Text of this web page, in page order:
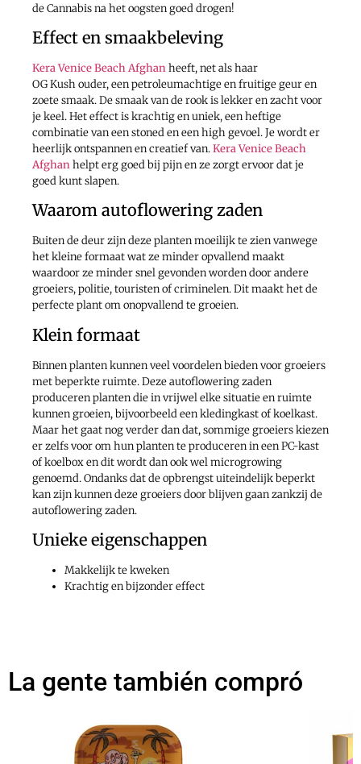
de Cannabis na het oogsten goed drogen!
Effect en smaakbeleving
Kera Venice Beach Afghanheeft, net als haar
OG Kush ouder, een petroleumachtige en fruitige geur en
zoete smaak. De smaak van de rook is lekker en zacht voor
je keel. Het effect is krachtig en uniek, een heftige
combinatie van een stoned en een high gevoel. Je wordt er
heerlijk ontspannen en creatief van.Kera Venice Beach
Afghanhelpt erg goed bij pijn en ze zorgt ervoor dat je
goed kunt slapen.
Waarom autoflowering zaden
Buiten de deur zijn deze planten moeilijk te zien vanwege
het kleine formaat wat ze minder opvallend maakt
waardoor ze minder snel gevonden worden door andere
groeiers, politie, touristen of criminelen. Dit maakt het de
perfecte plant om onopvallend te groeien.
Klein formaat
Binnen planten kunnen veel voordelen bieden voor groeiers
met beperkte ruimte. Deze autoflowering zaden
produceren planten die in vrijwel elke situatie en ruimte
kunnen groeien, bijvoorbeeld een kledingkast of koelkast.
Maar het gaat nog verder dan dat, sommige groeiers kiezen
er zelfs voor om hun planten te produceren in een PC-kast
of koelbox en dit wordt dan ook wel microgrowing
genoemd. Ondanks dat de opbrengst uiteindelijk beperkt
kan zijn kunnen deze groeiers door blijven gaan zankzij de
autoflowering zaden.
Unieke eigenschappen
Makkelijk te kweken
Krachtig en bijzonder effect
La gente también compró